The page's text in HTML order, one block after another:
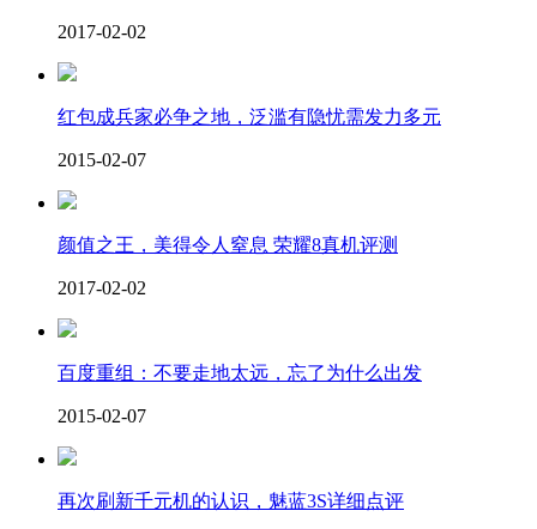
2017-02-02
红包成兵家必争之地，泛滥有隐忧需发力多元
2015-02-07
颜值之王，美得令人窒息 荣耀8真机评测
2017-02-02
百度重组：不要走地太远，忘了为什么出发
2015-02-07
再次刷新千元机的认识，魅蓝3S详细点评